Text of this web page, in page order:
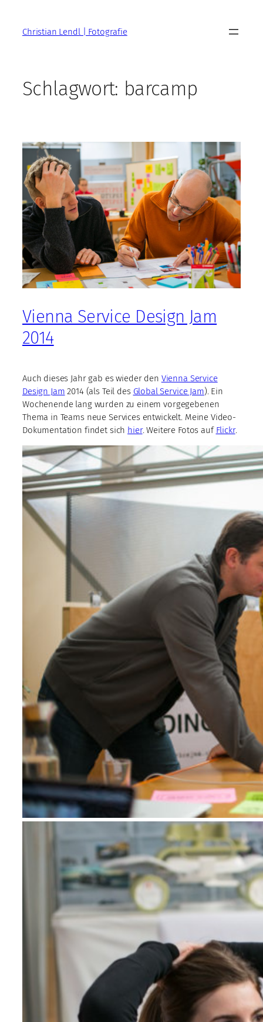
springenChristian Lendl | Fotografie
Schlagwort: barcamp
Vienna Service Design Jam
2014
Auch dieses Jahr gab es wieder den Vienna Service
Design Jam 2014 (als Teil des Global Service Jam). Ein
Wochenende lang wurden zu einem vorgegebenen
Thema in Teams neue Services entwickelt. Meine Video-
Dokumentation findet sich hier. Weitere Fotos auf Flickr.